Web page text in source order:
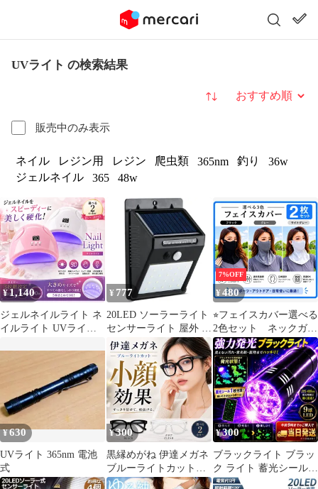
UVライト の検索結果
販売中のみ表示
並び替え
ネイル レジン用 レジン 爬虫類 365nm 釣り
36w
ジェルネイル
365 48w
¥1,140
ジェルネイルライト ネ
イルライト UVライト
UVLEDライト ネイル
硬化ライト ネイルドラ
イヤー ネイルランプ ジ
ェルネイル 硬化用 セン
サー付き USB給電 大型
ネイルケア ネイルアー
ト セルフネイル 手芸用
¥ 777
20LED ソーラーライト
センサーライト 屋外 人
感センサー 屋内 明るい
防水 太陽光 玄関 防犯
自動点灯[定形外郵便、
送料無料]mer002
7%OFF
¥480
⭐︎フェイスカバー選べる
2色セット ネックガー
ド UVカット UPF50+
日焼け防止
¥630
UVライト 365nm 電池
式
¥300
黒縁めがね 伊達メガネ
ブルーライトカットメ
ガネ 伊達眼鏡 ブルーラ
¥300
ブラックライト ブラッ
ク ライト 蓄光シール
付属 9LED UVライト